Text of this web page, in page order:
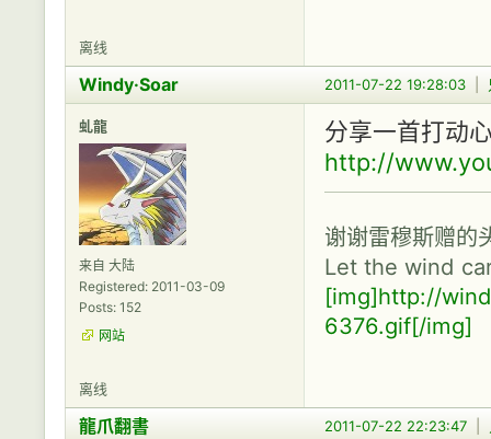
离线
2011-07-22 19:28:03
Windy·Soar
虬龍
来自 大陆
Registered: 2011-03-09
Posts: 152
网站
分享一首打动
http://
谢谢雷穆斯赠的
Let the wind
[img]http://
6376.gif[/img]
离线
2011-07-22 22:23:47
龍爪翻書